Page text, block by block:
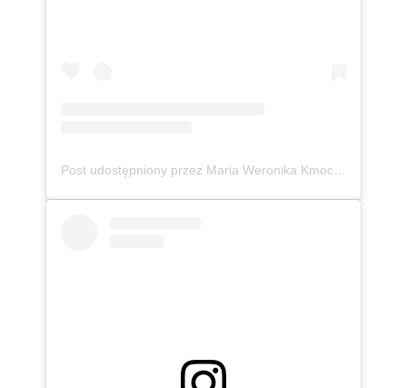
Post udostępniony przez Maria Weronika Kmoch 🦄 Kurpianka w wielkim świecie (@mwkmoch)